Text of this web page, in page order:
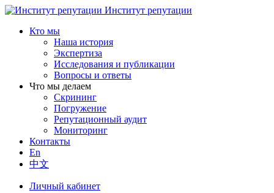
Институт репутации
Кто мы
Наша история
Экспертиза
Исследования и публикации
Вопросы и ответы
Что мы делаем
Скрининг
Погружение
Репутационный аудит
Мониторинг
Контакты
En
中文
Личный кабинет